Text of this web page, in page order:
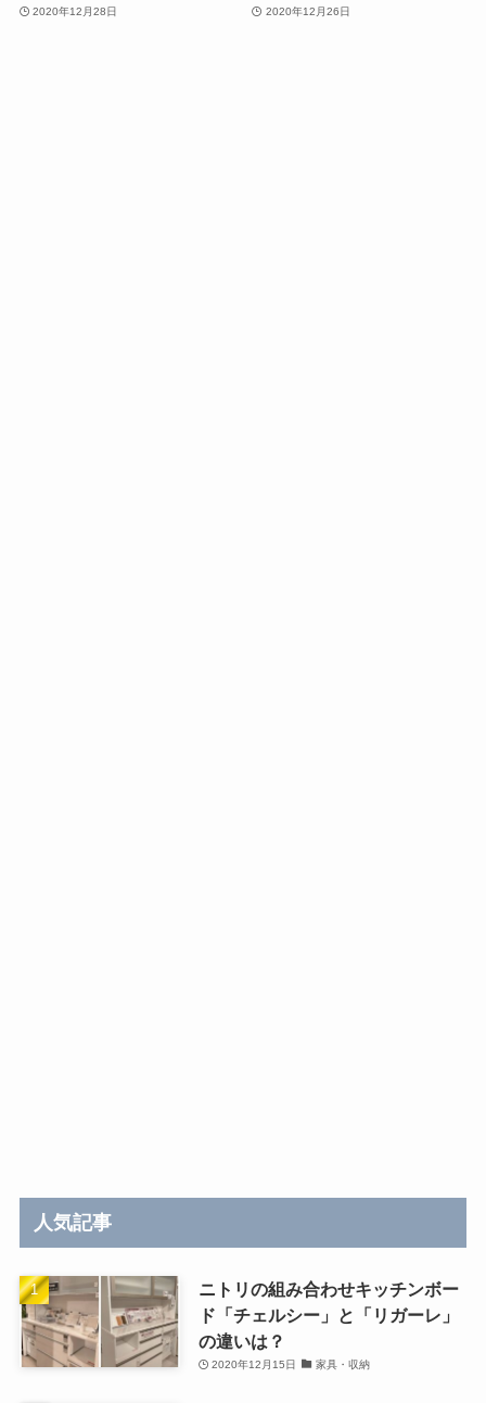
2020年12月28日 2020年12月26日
人気記事
ニトリの組み合わせキッチンボー
ド「チェルシー」と「リガーレ」
の違いは？
2020年12月15日 家具・収納